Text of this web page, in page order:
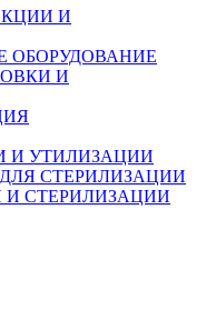
И
ОБОРУДОВАНИЕ
И
И УТИЛИЗАЦИИ
СТЕРИЛИЗАЦИИ
И СТЕРИЛИЗАЦИИ